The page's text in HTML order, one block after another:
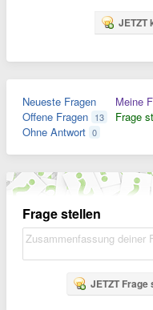
JETZT
Neueste Fragen
Offene Fragen 13
Ohne Antwort 0
Meine
Frage
Frage stellen
JETZT Frage